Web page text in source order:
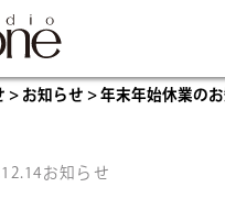
> お知らせ >年末年始休業の
お知らせ